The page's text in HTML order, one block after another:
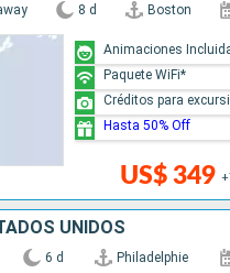
8 d Boston
US$ 349
Animaciones
Paquete WiFi*
Créditos para
Hasta 50% Off
UNIDOS
6 d Philadelphie